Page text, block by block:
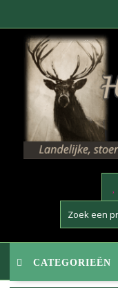
inhoud
CATEGORIEËN